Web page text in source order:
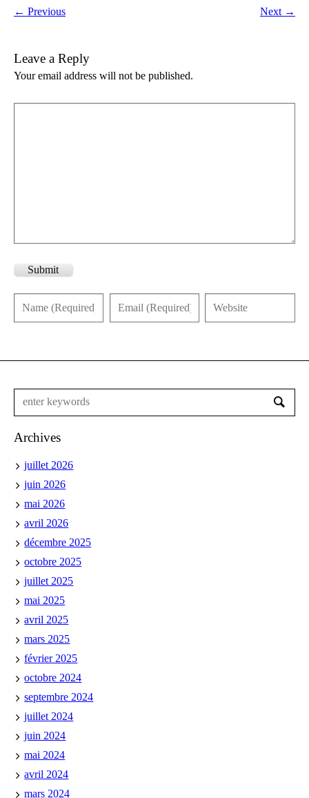
← Previous Next →
Leave a Reply
Your email address will not be published.
Submit
Archives
juillet 2026
juin 2026
mai 2026
avril 2026
décembre 2025
octobre 2025
juillet 2025
mai 2025
avril 2025
mars 2025
février 2025
octobre 2024
septembre 2024
juillet 2024
juin 2024
mai 2024
avril 2024
mars 2024